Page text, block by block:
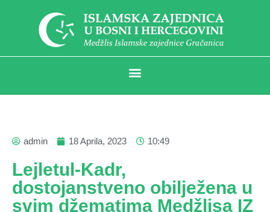
admin 18 Aprila, 2023 10:49
Lejletul-Kadr,
dostojanstveno obilježena u
svim džematima Medžlisa IZ